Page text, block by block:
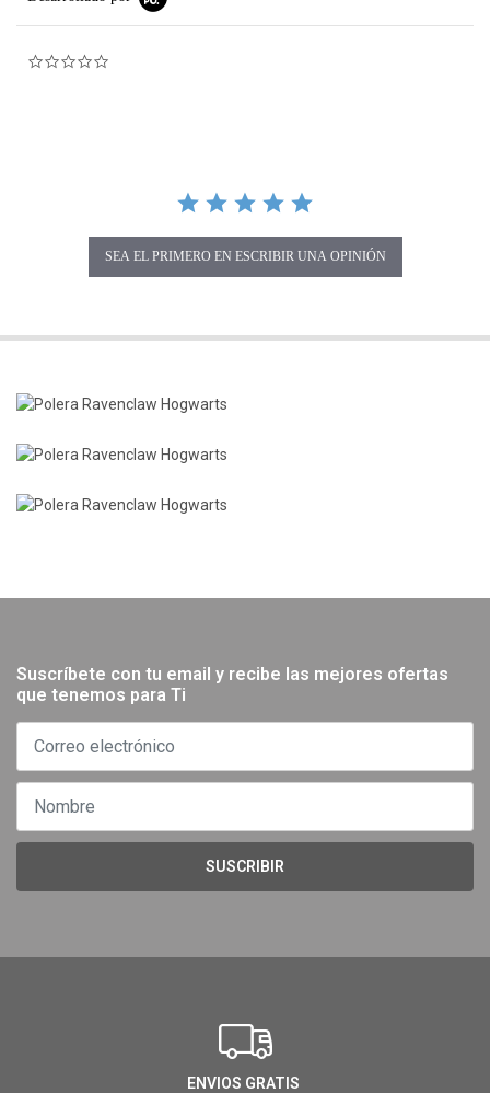
SEA EL PRIMERO EN ESCRIBIR UNA OPINIÓN
Suscríbete con tu email y recibe las mejores ofertas
que tenemos para Ti
SUSCRIBIR
ENVIOS GRATIS